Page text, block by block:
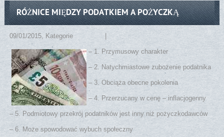
RÓŻNICE MIĘDZY PODATKIEM A POŻYCZKĄ
09/01/2015, Kategorie
– 1. Przymusowy charakter
– 2. Natychmiastowe zubożenie podatnika
– 3. Obciąża obecne pokolenia
– 4. Przerzucany w cenę – inflacjogenny
– 5. Podmiotowy przekrój podatników jest inny niż pożyczkodawców
– 6. Może spowodować wybuch społeczny